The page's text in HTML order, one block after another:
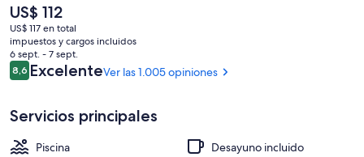
Bañera de hidromasaje exterior
El
precio
actual
es
de
US$ 112
US$ 112
US$ 117 en total
impuestos y cargos incluidos
6 sept. - 7 sept.
Opiniones
8,68,6 de 10
ExcelenteVer las 1.005 opiniones
Servicios principales
Piscina
Desayuno incluido